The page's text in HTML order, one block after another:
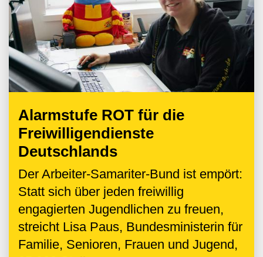
Alarmstufe ROT für die
Freiwilligendienste
Deutschlands
Der Arbeiter-Samariter-Bund ist empört:
Statt sich über jeden freiwillig
engagierten Jugendlichen zu freuen,
streicht Lisa Paus, Bundesministerin für
Familie, Senioren, Frauen und Jugend,